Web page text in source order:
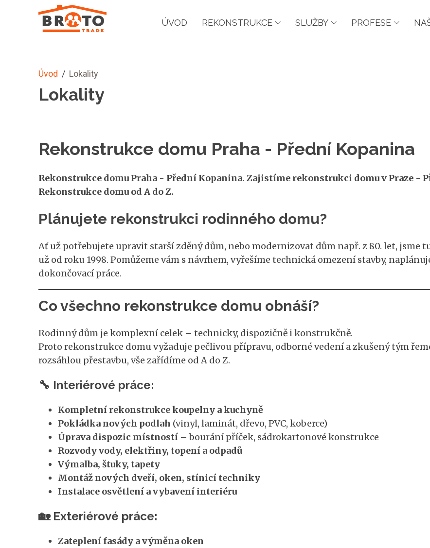
ÚVOD REKONSTRUKCE SLUŽBY PROFESE
Úvod / Lokality
Lokality
Rekonstrukce domu Praha - Přední Kopanina
Rekonstrukce domu Praha - Přední Kopanina. Zajistíme rekonstrukci domu v Praze -
Rekonstrukce domu od A do Z.
Plánujete rekonstrukci rodinného domu?
Ať už potřebujete upravit starší zděný dům, nebo modernizovat dům např. z 80. let, jsme
už od roku 1998. Pomůžeme vám s návrhem, vyřešíme technická omezení stavby,
dokončovací práce.
Co všechno rekonstrukce domu obnáší?
Rodinný dům je komplexní celek – technicky, dispozičně i konstrukčně.
Proto rekonstrukce domu vyžaduje pečlivou přípravu, odborné vedení a zkušený tým
rozsáhlou přestavbu, vše zařídíme od A do Z.
🔧 Interiérové práce:
Kompletní rekonstrukce koupelny a kuchyně
Pokládka nových podlah (vinyl, laminát, dřevo, PVC, koberce)
Úprava dispozic místností– bourání příček, sádrokartonové konstrukce
Rozvody vody, elektřiny, topení a odpadů
Výmalba, štuky, tapety
Montáž nových dveří, oken, stínicí techniky
Instalace osvětlení a vybavení interiéru
🏡 Exteriérové práce:
Zateplení fasády a výměna oken